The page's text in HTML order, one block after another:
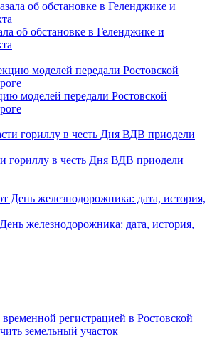
об обстановке в Геленджике и
моделей передали Ростовской
гориллу в честь Дня ВДВ приодели
железнодорожника: дата, история,
регистрацией в Ростовской
земельный участок